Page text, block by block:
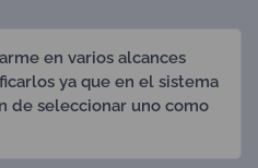
en varios alcances
ya que en el sistema
de seleccionar uno como